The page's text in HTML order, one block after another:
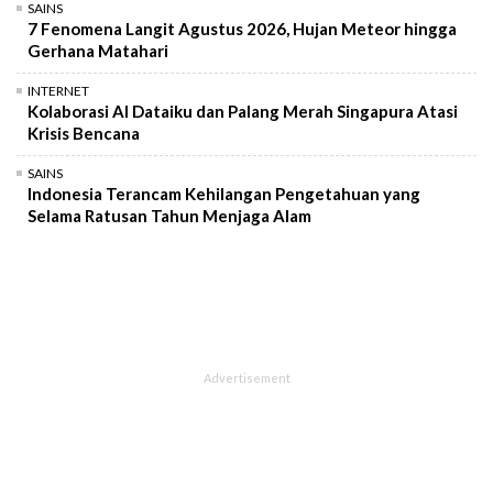
SAINS
7 Fenomena Langit Agustus 2026, Hujan Meteor hingga
Gerhana Matahari
INTERNET
Kolaborasi AI Dataiku dan Palang Merah Singapura Atasi
Krisis Bencana
SAINS
Indonesia Terancam Kehilangan Pengetahuan yang
Selama Ratusan Tahun Menjaga Alam